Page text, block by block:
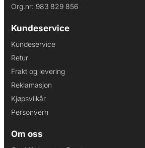
Org.nr: 983 829 856
Kundeservice
Kundeservice
Retur
Frakt og levering
Reklamasjon
Kjøpsvilkår
Personvern
Om oss